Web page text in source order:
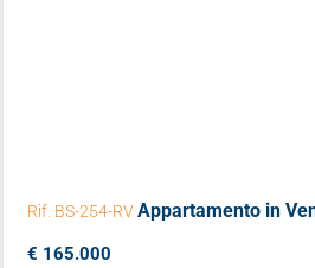
Rif. BS-254-RVAppartamento in
€ 165.000